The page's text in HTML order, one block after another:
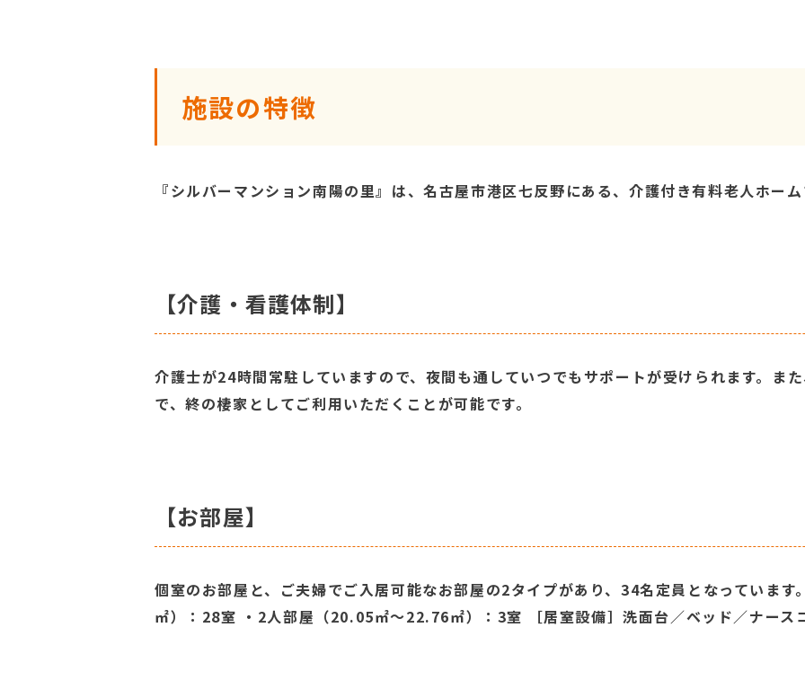
施設の特徴
『シルバーマンション南陽の里』は、名古屋市港区七反野にある、介護付き有料老人ホー
【介護・看護体制】
介護士が24時間常駐していますので、夜間も通していつでもサポートが受けられます。ま
で、終の棲家としてご利用いただくことが可能です。
【お部屋】
個室のお部屋と、ご夫婦でご入居可能なお部屋の2タイプがあり、34名定員となっていま
㎡）：28室 ・2人部屋（20.05㎡～22.76㎡）：3室 ［居室設備］洗面台／ベッド／ナース